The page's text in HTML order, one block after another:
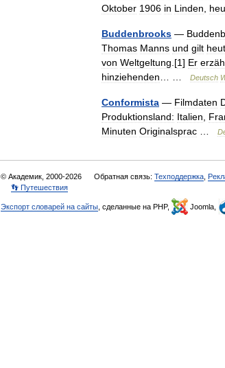
Oktober 1906 in Linden
Buddenbrooks —
Thomas Manns und gilt
von Weltgeltung .[1] Er
hinziehenden
Deutsch
Conformista — Filmdaten
Produktionsland: Italien
Minuten Originalsprac
© Академик, 2000-2026 Обратная связь: Техподдержка
👣 Путешествия
Экспорт словарей на сайты , сделанные на PHP, Joomla,